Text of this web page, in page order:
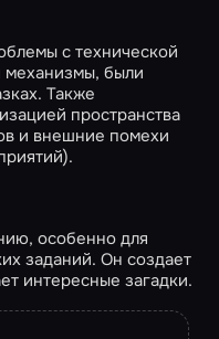
с технической
механизмы, были
Также
пространства
и внешние помехи
особенно для
заданий. Он создает
интересные загадки.